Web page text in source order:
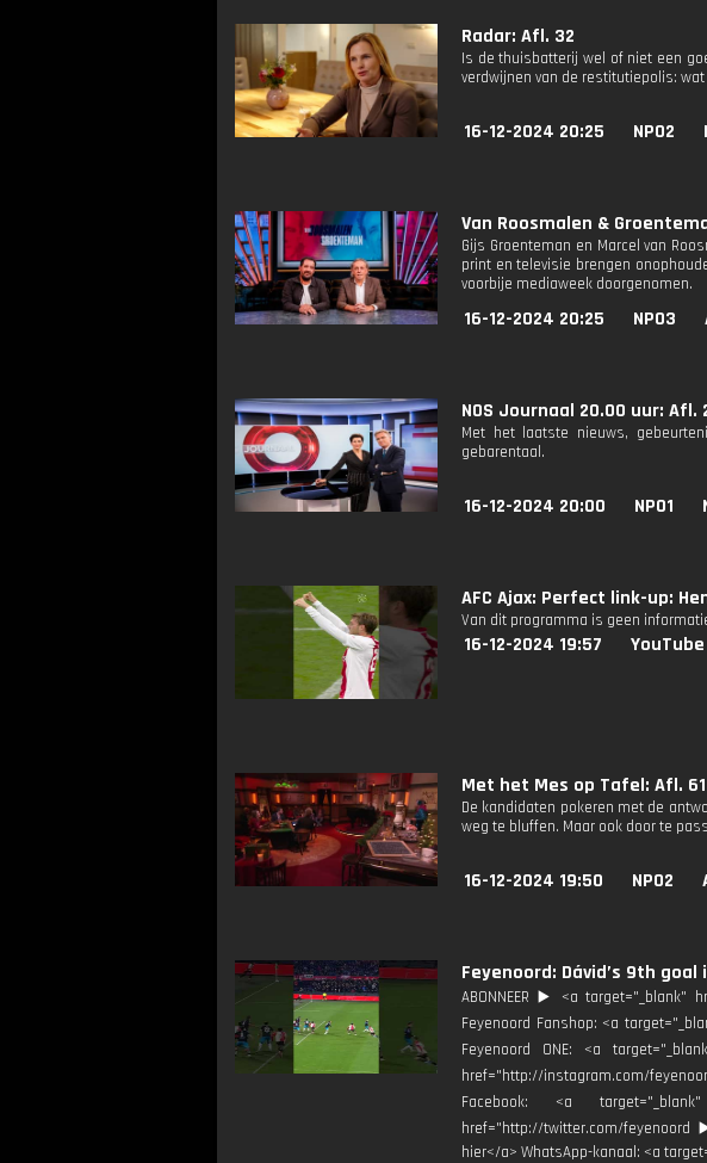
Radar: Afl. 32
Is de thuisbatterij wel of niet een
verdwijnen van de restitutiepolis:
16-12-2024 20:25 NPO2
Van Roosmalen &
Gijs Groenteman en Marcel van
print en televisie brengen
voorbije mediaweek doorgenomen.
16-12-2024 20:25 NPO3
NOS Journaal 20.00 uur: Afl.
Met het laatste nieuws,
gebarentaal.
16-12-2024 20:00 NPO1
AFC Ajax: Perfect link-up:
Van dit programma is geen
16-12-2024 19:57 YouTube
Met het Mes op Tafel: Afl. 61
De kandidaten pokeren met de
weg te bluffen. Maar ook door te
16-12-2024 19:50 NPO2
Feyenoord: Dávid’s 9th goal
ABONNEER ▶️ <a target="_blank"
Feyenoord Fanshop: <a
Feyenoord ONE: <a
href="http://instagram.com/
Facebook: <a
href="http://twitter.com/feyenoord
hier</a> WhatsApp-kanaal: <a